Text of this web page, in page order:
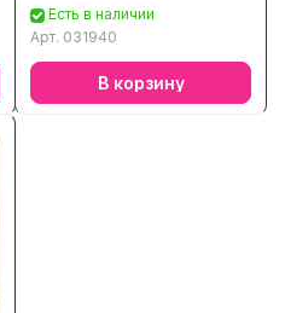
Есть в наличии
Арт. 031940
В корзину